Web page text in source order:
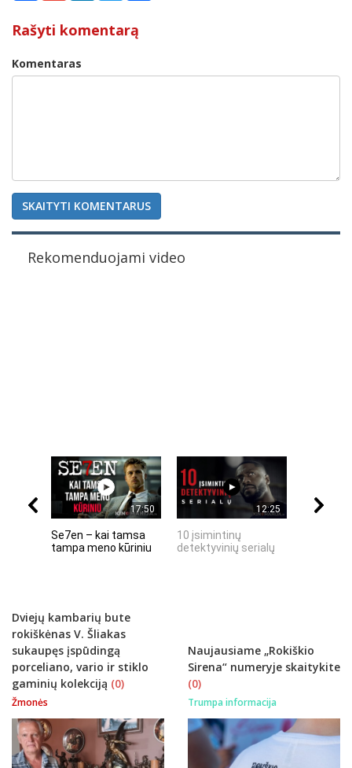
Rašyti komentarą
Komentaras
SKAITYTI KOMENTARUS
Rekomenduojami video
17:50
Se7en – kai tamsa
tampa meno kūriniu
12:25
10 įsimintinų
detektyvinių serialų
Dviejų kambarių bute
rokiškėnas V. Šliakas
sukaupęs įspūdingą
porceliano, vario ir stiklo
gaminių kolekciją (0)
Žmonės
Naujausiame „Rokiškio
Sirena“ numeryje skaitykite
(0)
Trumpa informacija